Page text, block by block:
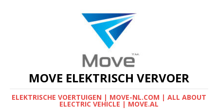
MOVE ELEKTRISCH VERVOER
ELEKTRISCHE VOERTUIGEN | MOVE-NL.COM | ALL ABOUT
ELECTRIC VEHICLE | MOVE.AL